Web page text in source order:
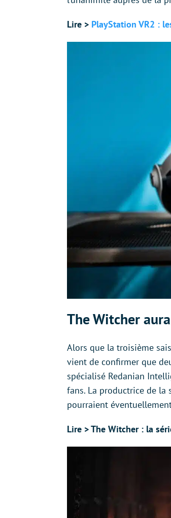
Lire > PlayStation VR2 :
The Witcher
Alors que la troisième
vient de confirmer que
spécialisé Redanian
fans. La productrice de la
pourraient
Lire > The Witcher : la